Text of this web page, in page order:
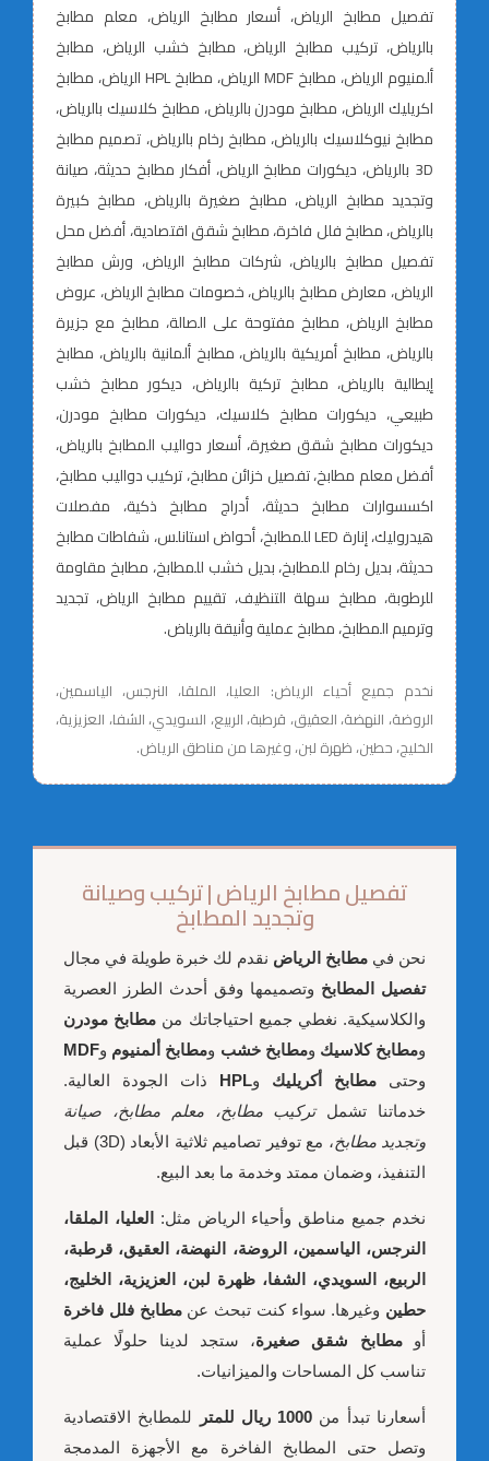
تفصيل مطابخ الرياض، أسعار مطابخ الرياض، معلم مطابخ
بالرياض، تركيب مطابخ الرياض، مطابخ خشب الرياض، مطابخ
ألمنيوم الرياض، مطابخ MDF الرياض، مطابخ HPL الرياض، مطابخ
اكريليك الرياض، مطابخ مودرن بالرياض، مطابخ كلاسيك بالرياض،
مطابخ نيوكلاسيك بالرياض، مطابخ رخام بالرياض، تصميم مطابخ
3D بالرياض، ديكورات مطابخ الرياض، أفكار مطابخ حديثة، صيانة
وتجديد مطابخ الرياض، مطابخ صغيرة بالرياض، مطابخ كبيرة
بالرياض، مطابخ فلل فاخرة، مطابخ شقق اقتصادية، أفضل محل
تفصيل مطابخ بالرياض، شركات مطابخ الرياض، ورش مطابخ
الرياض، معارض مطابخ بالرياض، خصومات مطابخ الرياض، عروض
مطابخ الرياض، مطابخ مفتوحة على الصالة، مطابخ مع جزيرة
بالرياض، مطابخ أمريكية بالرياض، مطابخ ألمانية بالرياض، مطابخ
إيطالية بالرياض، مطابخ تركية بالرياض، ديكور مطابخ خشب
طبيعي، ديكورات مطابخ كلاسيك، ديكورات مطابخ مودرن،
ديكورات مطابخ شقق صغيرة، أسعار دواليب المطابخ بالرياض،
أفضل معلم مطابخ، تفصيل خزائن مطابخ، تركيب دواليب مطابخ،
اكسسوارات مطابخ حديثة، أدراج مطابخ ذكية، مفصلات
هيدروليك، إنارة LED للمطابخ، أحواض استانلس، شفاطات مطابخ
حديثة، بديل رخام للمطابخ، بديل خشب للمطابخ، مطابخ مقاومة
للرطوبة، مطابخ سهلة التنظيف، تقييم مطابخ الرياض، تجديد
وترميم المطابخ، مطابخ عملية وأنيقة بالرياض.
نخدم جميع أحياء الرياض: العليا، الملقا، النرجس، الياسمين،
الروضة، النهضة، العقيق، قرطبة، الربيع، السويدي، الشفا، العزيزية،
الخليج، حطين، ظهرة لبن، وغيرها من مناطق الرياض.
تفصيل مطابخ الرياض | تركيب وصيانة
وتجديد المطابخ
نحن في مطابخ الرياض نقدم لك خبرة طويلة في مجال
تفصيل المطابخ وتصميمها وفق أحدث الطرز العصرية
والكلاسيكية. نغطي جميع احتياجاتك من مطابخ مودرن
ومطابخ كلاسيك ومطابخ خشب ومطابخ ألمنيوم وMDF
وحتى مطابخ أكريليك وHPL ذات الجودة العالية.
خدماتنا تشملتركيب مطابخ، معلم مطابخ، صيانة
وتجديد مطابخ
، مع توفير تصاميم ثلاثية الأبعاد (3D) قبل
التنفيذ، وضمان ممتد وخدمة ما بعد البيع.
نخدم جميع مناطق وأحياء الرياض مثل:
العليا، الملقا،
النرجس، الياسمين، الروضة، النهضة، العقيق، قرطبة،
الربيع، السويدي، الشفا، ظهرة لبن، العزيزية، الخليج،
حطين وغيرها. سواء كنت تبحث عنمطابخ فلل فاخرة
أومطابخ شقق صغيرة، ستجد لدينا حلولًا عملية
تناسب كل المساحات والميزانيات.
أسعارنا تبدأ من 1000 ريال للمتر
للمطابخ الاقتصادية
وتصل حتى المطابخ الفاخرة مع الأجهزة المدمجة